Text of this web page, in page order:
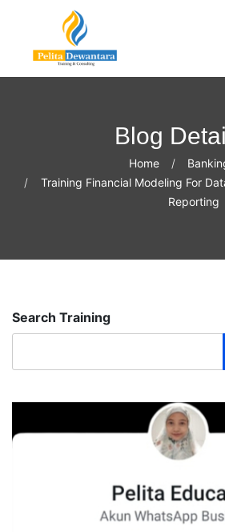
Blog
Home
Training Financial Modeling For
Reporting
Search Training